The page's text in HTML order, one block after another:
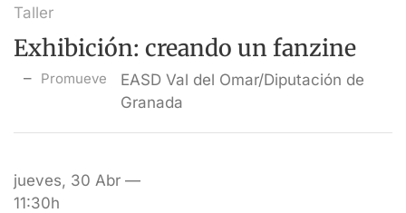
Taller
Exhibición: creando un fanzine
Promueve
EASD Val del Omar/Diputación de
Granada
jueves, 30 Abr —
11:30h